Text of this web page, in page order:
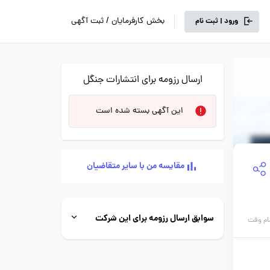
ورود | ثبت نام بخش کارفرمایان / ثبت آگهی
وقت
ارسال رزومه برای انتشارات جنگل
این آگهی بسته شده است
مقایسه من با سایر متقاضیان
سوابق ارسال رزومه برای این شرکت